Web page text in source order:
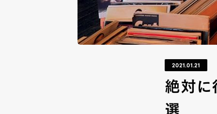
2021.01.21
絶対に
選